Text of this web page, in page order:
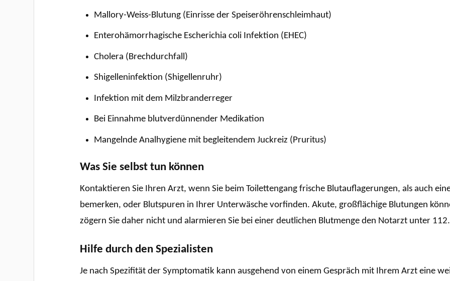
Mallory-Weiss-Blutung (Einrisse der Speiseröhrenschleimhaut)
Enterohämorrhagische Escherichia coli Infektion (EHEC)
Cholera (Brechdurchfall)
Shigelleninfektion (Shigellenruhr)
Infektion mit dem Milzbranderreger
Bei Einnahme blutverdünnender Medikation
Mangelnde Analhygiene mit begleitendem Juckreiz (Pruritus)
Was Sie selbst tun können
Kontaktieren Sie Ihren Arzt, wenn Sie beim Toilettengang frische Blutauflagerungen, als auch
bemerken, oder Blutspuren in Ihrer Unterwäsche vorfinden. Akute, großflächige Blutungen
zögern Sie daher nicht und alarmieren Sie bei einer deutlichen Blutmenge den Notarzt unter 112.
Hilfe durch den Spezialisten
Je nach Spezifität der Symptomatik kann ausgehend von einem Gespräch mit Ihrem Arzt eine